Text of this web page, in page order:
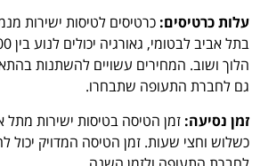
עלות כרטיסים: כרטיסים לטיסות ישירות
הלוך ושוב. המחירים עשויים להשתנות
גם לחברת התעופה שתבחרו.
זמן נסיעה: זמן הטיסה בטיסות ישירות מתל
כשלוש וחצי שעות. זמן הטיסה המדויק